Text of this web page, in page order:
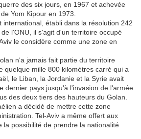
des six jours, en 1967 et achevée
Yom Kipour en 1973.
international, établi dans la résolution 242
l'ONU, il s'agit d'un territoire occupé
le considère comme une zone en
n'a jamais fait partie du territoire
quelque mille 800 kilomètres carré qui a
le Liban, la Jordanie et la Syrie avait
dernier pays jusqu'à l'invasion de l'armée
des deux tiers des hauteurs du Golan.
a décidé de mettre cette zone
Tel-Aviv a même offert aux
la possibilité de prendre la nationalité